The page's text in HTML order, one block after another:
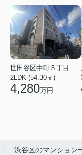
世田谷区中町５丁目
2LDK (54.30㎡)
4,280万円
渋谷区のマンション